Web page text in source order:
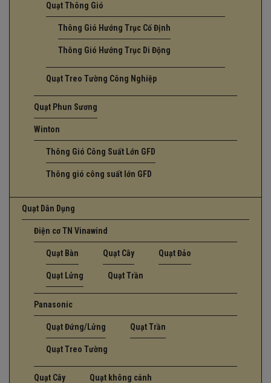
Quạt Thông Gió
Thông Gió Hướng Trục Cố Định
Thông Gió Hướng Trục Di Động
Quạt Treo Tường Công Nghiệp
Quạt Phun Sương
Winton
Thông Gió Công Suất Lớn GFD
Thông gió công suất lớn GFD
Quạt Dân Dụng
Điện cơ TN Vinawind
Quạt Bàn Quạt Cây Quạt Đảo
Quạt Lửng Quạt Trần
Panasonic
Quạt Đứng/Lửng Quạt Trần
Quạt Treo Tường
Quạt Cây Quạt không cánh